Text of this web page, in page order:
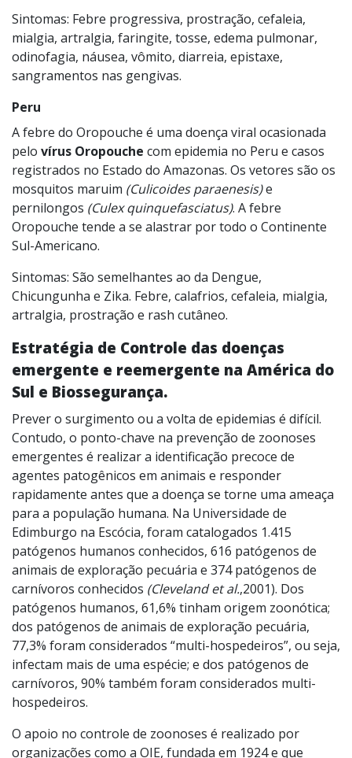
Sintomas: Febre progressiva, prostração, cefaleia,
mialgia, artralgia, faringite, tosse, edema pulmonar,
odinofagia, náusea, vômito, diarreia, epistaxe,
sangramentos nas gengivas.
Peru
A febre do Oropouche é uma doença viral ocasionada
pelo vírus Oropouche com epidemia no Peru e casos
registrados no Estado do Amazonas. Os vetores são os
mosquitos maruim (Culicoides paraenesis)e
pernilongos (Culex quinquefasciatus). A febre
Oropouche tende a se alastrar por todo o Continente
Sul-Americano.
Sintomas: São semelhantes ao da Dengue,
Chicungunha e Zika. Febre, calafrios, cefaleia, mialgia,
artralgia, prostração e rash cutâneo.
Estratégia de Controle das doenças
emergente e reemergente na América do
Sul e Biossegurança.
Prever o surgimento ou a volta de epidemias é difícil.
Contudo, o ponto-chave na prevenção de zoonoses
emergentes é realizar a identificação precoce de
agentes patogênicos em animais e responder
rapidamente antes que a doença se torne uma ameaça
para a população humana. Na Universidade de
Edimburgo na Escócia, foram catalogados 1.415
patógenos humanos conhecidos, 616 patógenos de
animais de exploração pecuária e 374 patógenos de
carnívoros conhecidos (Cleveland et al.,2001). Dos
patógenos humanos, 61,6% tinham origem zoonótica;
dos patógenos de animais de exploração pecuária,
77,3% foram considerados “multi-hospedeiros”, ou seja,
infectam mais de uma espécie; e dos patógenos de
carnívoros, 90% também foram considerados multi-
hospedeiros.
O apoio no controle de zoonoses é realizado por
organizações como a OIE, fundada em 1924 e que